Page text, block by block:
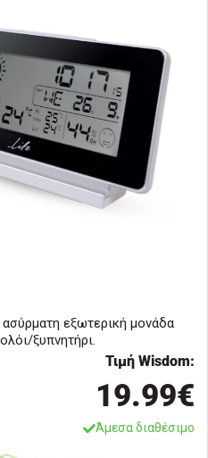
εξωτερική μονάδα
ξυπνητήρι.
Τιμή Wisdom:
19.99€
Άμεσα διαθέσιμο